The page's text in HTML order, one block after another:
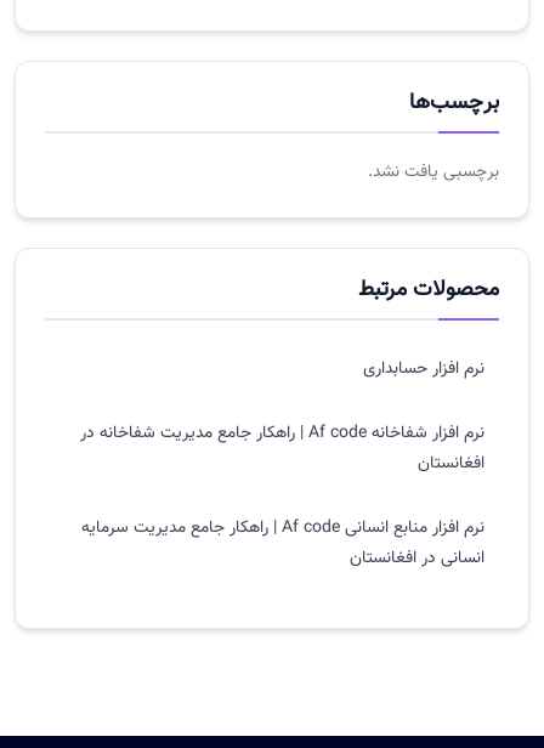
برچسب‌ها
برچسبی یافت نشد.
محصولات مرتبط
نرم افزار حسابداری
نرم افزار شفاخانه Af code | راهکار جامع مدیریت شفاخانه در
افغانستان
نرم افزار منابع انسانی Af code | راهکار جامع مدیریت سرمایه
انسانی در افغانستان